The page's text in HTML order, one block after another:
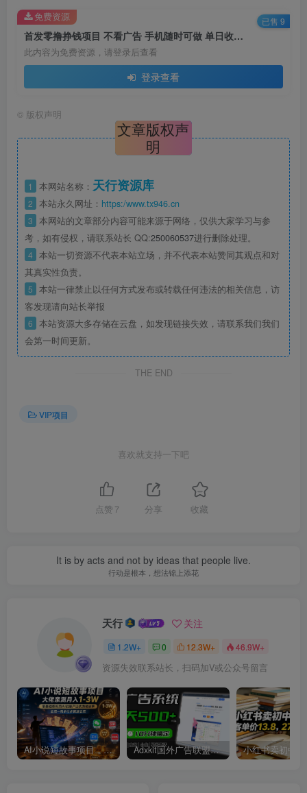
首发零撸挣钱项目 不看广告 手机随时可做 单日收益三位数【揭秘】
此内容为免费资源，请登录后查看
登录查看
免费资源 已售 9
© 版权声明
文章版权声
明
1 本网站名称： 天行资源库
2 本站永久网址： https:/www.tx946.cn
3 本网站的文章部分内容可能来源于网络，仅供大家学习与参
考，如有侵权，请联系站长 QQ:250060537进行删除处理。
4 本站一切资源不代表本站立场，并不代表本站赞同其观点和对
其真实性负责。
5 本站一律禁止以任何方式发布或转载任何违法的相关信息，访
客发现请向站长举报
6 本站资源大多存储在云盘，如发现链接失效，请联系我们我们
会第一时间更新。
THE END
VIP项目
喜欢就支持一下吧
点赞 7 分享 收藏
It is by acts and not by ideas that people live.
行动是根本，想法锦上添花
天行 关注
1.2W+ 0 12.3W+ 46.9W+
资源失效联系站长，扫码加V或公众号留言
AI小说短故事项目，大佬亲测月入1-3W，零基础教你用AI批量产出优质短故事，实现一稿多吃多渠道变现 Adxkit国外广告联盟系统，一天上500+广告，让你的投放更加高效简单！